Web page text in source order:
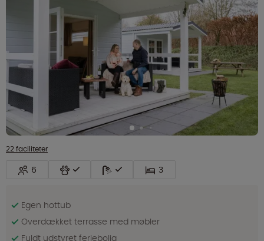
22 faciliteter
6 3
Egen hottub
Overdækket terrasse med møbler
Fuldt udstyret feriebolig